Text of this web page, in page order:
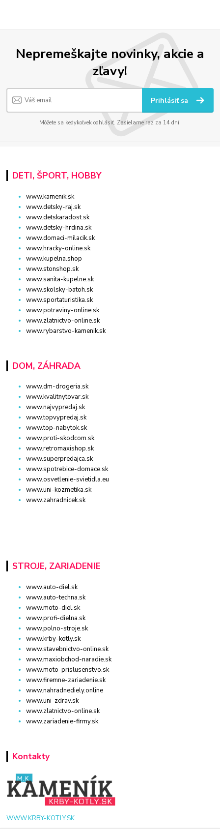
Nepremeškajte novinky, akcie a
zľavy!
Prihlásiť sa
Môžete sa kedykoľvek odhlásiť. Zasielame raz za 14 dní.
DETI, ŠPORT, HOBBY
www.kamenik.sk
www.detsky-raj.sk
www.detskaradost.sk
www.detsky-hrdina.sk
www.domaci-milacik.sk
www.hracky-online.sk
www.kupelna.shop
www.stonshop.sk
www.sanita-kupelne.sk
www.skolsky-batoh.sk
www.sportaturistika.sk
www.potraviny-online.sk
www.zlatnictvo-online.sk
www.rybarstvo-kamenik.sk
DOM, ZÁHRADA
www.dm-drogeria.sk
www.kvalitnytovar.sk
www.najvypredaj.sk
www.topvypredaj.sk
www.top-nabytok.sk
www.proti-skodcom.sk
www.retromaxishop.sk
www.superpredajca.sk
www.spotrebice-domace.sk
www.osvetlenie-svietidla.eu
www.uni-kozmetika.sk
www.zahradnicek.sk
STROJE, ZARIADENIE
www.auto-diel.sk
www.auto-techna.sk
www.moto-diel.sk
www.profi-dielna.sk
www.polno-stroje.sk
www.krby-kotly.sk
www.stavebnictvo-online.sk
www.maxiobchod-naradie.sk
www.moto-prislusenstvo.sk
www.firemne-zariadenie.sk
www.nahradnediely.online
www.uni-zdrav.sk
www.zlatnictvo-online.sk
www.zariadenie-firmy.sk
Kontakty
WWW.KRBY-KOTLY.SK